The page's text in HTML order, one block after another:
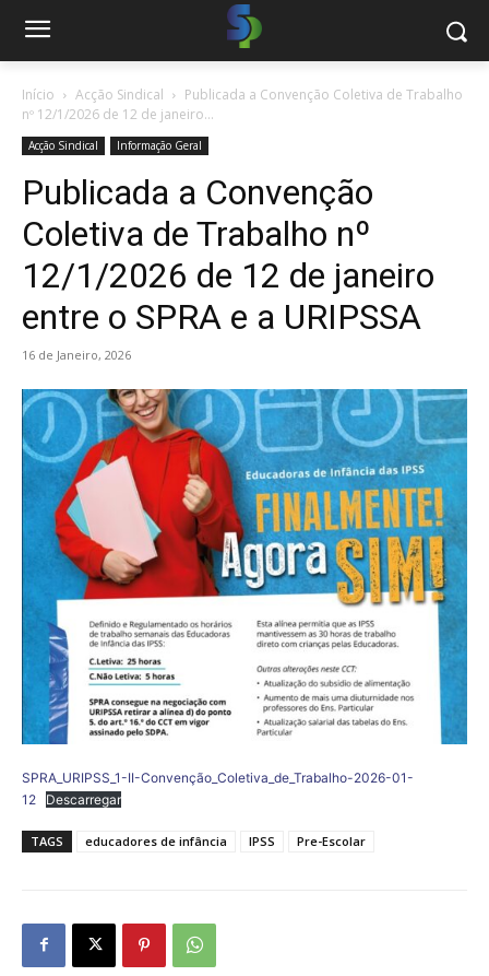
Início Acção Sindical
Publicada a Convenção Coletiva de Trabalho
nº 12/1/2026 de 12 de janeiro...
Acção Sindical Informação Geral
Publicada a Convenção
Coletiva de Trabalho nº
12/1/2026 de 12 de janeiro
entre o SPRA e a URIPSSA
16 de Janeiro, 2026
SPRA_URIPSS_1-II-Convenção_Coletiva_de_Trabalho-2026-01-
12
Descarregar
TAGS educadores de infância IPSS Pre-Escolar